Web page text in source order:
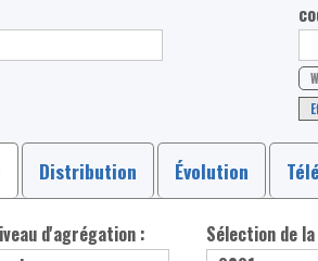
Distribution Évolution
d'agrégation : Sélection de